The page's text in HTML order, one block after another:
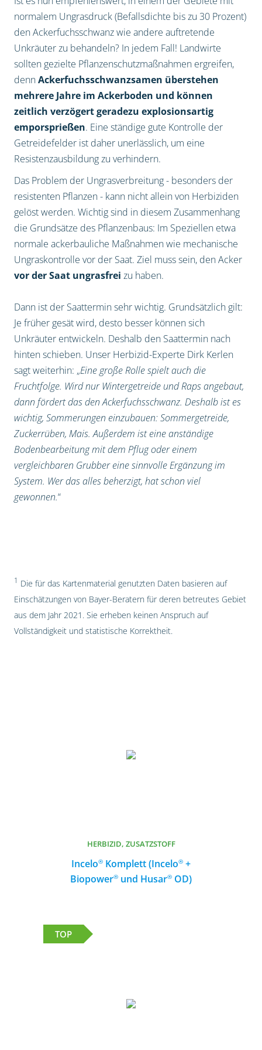
normalem Ungrasdruck (Befallsdichte bis zu 30 Prozent)
den Ackerfuchsschwanz wie andere auftretende
Unkräuter zu behandeln? In jedem Fall! Landwirte
sollten gezielte Pflanzenschutzmaßnahmen ergreifen,
dennAckerfuchsschwanzsamen überstehen
mehrere Jahre im Ackerboden und können
zeitlich verzögert geradezu explosionsartig
emporsprießen. Eine ständige gute Kontrolle der
Getreidefelder ist daher unerlässlich, um eine
Resistenzausbildung zu verhindern.
Das Problem der Ungrasverbreitung - besonders der
resistenten Pflanzen - kann nicht allein von Herbiziden
gelöst werden. Wichtig sind in diesem Zusammenhang
die Grundsätze des Pflanzenbaus: Im Speziellen etwa
normale ackerbauliche Maßnahmen wie mechanische
Ungraskontrolle vor der Saat. Ziel muss sein, den Acker
vor der Saat ungrasfrei zu haben.
Dann ist der Saattermin sehr wichtig. Grundsätzlich gilt:
Je früher gesät wird, desto besser können sich
Unkräuter entwickeln. Deshalb den Saattermin nach
hinten schieben. Unser Herbizid-Experte Dirk Kerlen
sagt weiterhin: „Eine große Rolle spielt auch die
Fruchtfolge. Wird nur Wintergetreide und Raps angebaut,
dann fördert das den Ackerfuchsschwanz. Deshalb ist es
wichtig, Sommerungen einzubauen: Sommergetreide,
Zuckerrüben, Mais. Außerdem ist eine anständige
Bodenbearbeitung mit dem Pflug oder einem
vergleichbaren Grubber eine sinnvolle Ergänzung im
System. Wer das alles beherzigt, hat schon viel
gewonnen.“
1 Die für das Kartenmaterial genutzten Daten basieren auf
Einschätzungen von Bayer-Beratern für deren betreutes Gebiet
aus dem Jahr 2021. Sie erheben keinen Anspruch auf
Vollständigkeit und statistische Korrektheit.
HERBIZID, ZUSATZSTOFF
Incelo® Komplett (Incelo® +
Biopower® und Husar® OD)
HERBIZID, ZUSATZSTOFF
Incelo® Komplett (Incelo® +
Biopower® und Husar® OD)
Unkräutern in Winterweizen und
MEHR
TOP